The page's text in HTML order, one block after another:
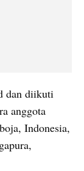
dan diikuti
Indonesia,